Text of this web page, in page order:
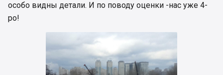
особо видны детали. И по поводу оценки -нас уже 4-
ро!